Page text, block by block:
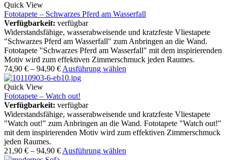
Quick View
Fototapete – Schwarzes Pferd am Wasserfall
Verfügbarkeit: verfügbar
Widerstandsfähige, wasserabweisende und kratzfeste Vliestapete
"Schwarzes Pferd am Wasserfall" zum Anbringen an die Wand.
Fototapete "Schwarzes Pferd am Wasserfall" mit dem inspirierenden
Motiv wird zum effektiven Zimmerschmuck jeden Raumes.
74,90 € – 94,90 € Ausführung wählen
Quick View
Fototapete – Watch out!
Verfügbarkeit: verfügbar
Widerstandsfähige, wasserabweisende und kratzfeste Vliestapete
"Watch out!" zum Anbringen an die Wand. Fototapete "Watch out!"
mit dem inspirierenden Motiv wird zum effektiven Zimmerschmuck
jeden Raumes.
21,90 € – 94,90 € Ausführung wählen